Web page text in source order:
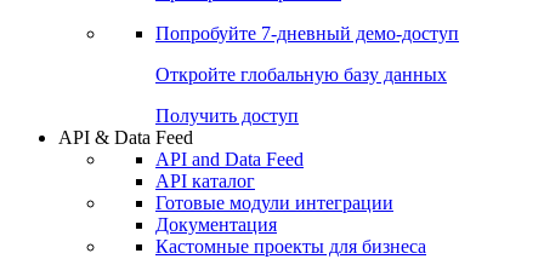
Чат
Проверка контрагента
Попробуйте7-дневный
Откройте глобальную базу данных
Получить доступ
API & Data Feed
API and Data Feed